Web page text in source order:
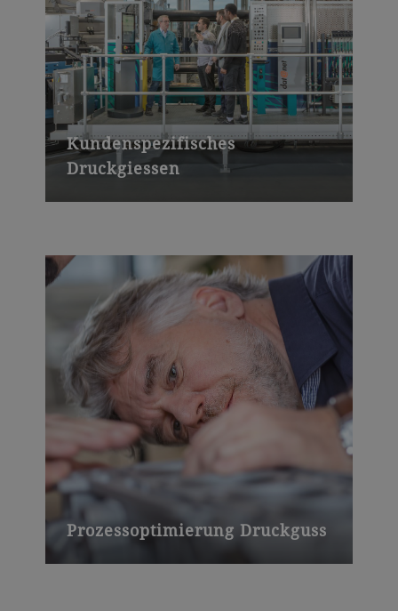
Kundenspezifisches
Druckgiessen
Prozessoptimierung Druckguss